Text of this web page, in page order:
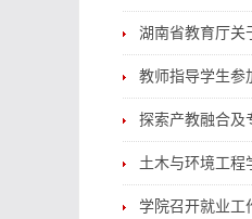
湖南省教育厅关
教师指导学生参
探索产教融合
土木与环境工程
学院召开就业工